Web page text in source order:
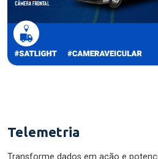
Telemetria
Transforme dados em ação e